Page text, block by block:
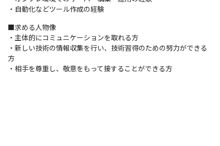
・自動化などツール作成の経験
■求める人物像
・主体的にコミュニケーションを取れる方
・新しい技術の情報収集を行い、技術習得のための努力ができる
方
・相手を尊重し、敬意をもって接することができる方